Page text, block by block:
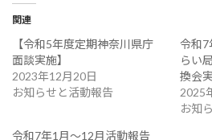
関連
【令和5年度定期神奈川県庁
面談実施】
2023年12月20日
お知らせと活動報告
令和7
らい
換会
2025
お知
令和7年1月～12月活動報告